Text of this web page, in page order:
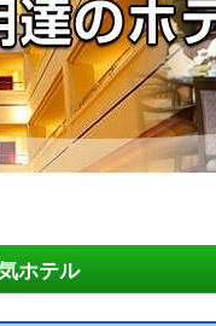
ホテル